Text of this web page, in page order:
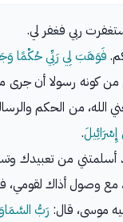
ربي فغفر لي.
فَوَهَبَ لِي رَبِّي حُكْمًا
رسولا أن جرى
الله، من الحكم
.
من تعبيدك
أذاك لقومي، فما
موسى، قال: رَبُّ